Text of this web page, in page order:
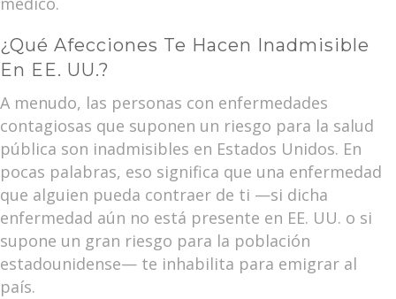
¿Qué Afecciones Te Hacen Inadmisible
En EE. UU.?
A menudo, las personas con enfermedades
contagiosas que suponen un riesgo para la salud
pública son inadmisibles en Estados Unidos. En
pocas palabras, eso significa que una enfermedad
que alguien pueda contraer de ti —si dicha
enfermedad aún no está presente en EE. UU. o si
supone un gran riesgo para la población
estadounidense— te inhabilita para emigrar al
país.